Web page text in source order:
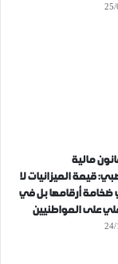
مالية
قيمة الميزانيات لا
أرقامها بل في
على المواطنيين